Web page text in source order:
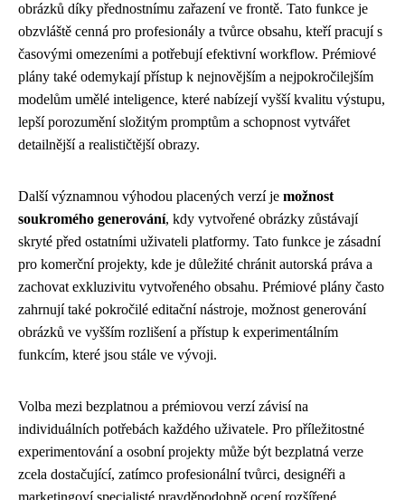
obrázků díky přednostnímu zařazení ve frontě. Tato funkce je
obzvláště cenná pro profesionály a tvůrce obsahu, kteří pracují s
časovými omezeními a potřebují efektivní workflow. Prémiové
plány také odemykají přístup k nejnovějším a nejpokročilejším
modelům umělé inteligence, které nabízejí vyšší kvalitu výstupu,
lepší porozumění složitým promptům a schopnost vytvářet
detailnější a realističtější obrazy.
Další významnou výhodou placených verzí je možnost
soukromého generování, kdy vytvořené obrázky zůstávají
skryté před ostatními uživateli platformy. Tato funkce je zásadní
pro komerční projekty, kde je důležité chránit autorská práva a
zachovat exkluzivitu vytvořeného obsahu. Prémiové plány často
zahrnují také pokročilé editační nástroje, možnost generování
obrázků ve vyšším rozlišení a přístup k experimentálním
funkcím, které jsou stále ve vývoji.
Volba mezi bezplatnou a prémiovou verzí závisí na
individuálních potřebách každého uživatele. Pro příležitostné
experimentování a osobní projekty může být bezplatná verze
zcela dostačující, zatímco profesionální tvůrci, designéři a
marketingoví specialisté pravděpodobně ocení rozšířené